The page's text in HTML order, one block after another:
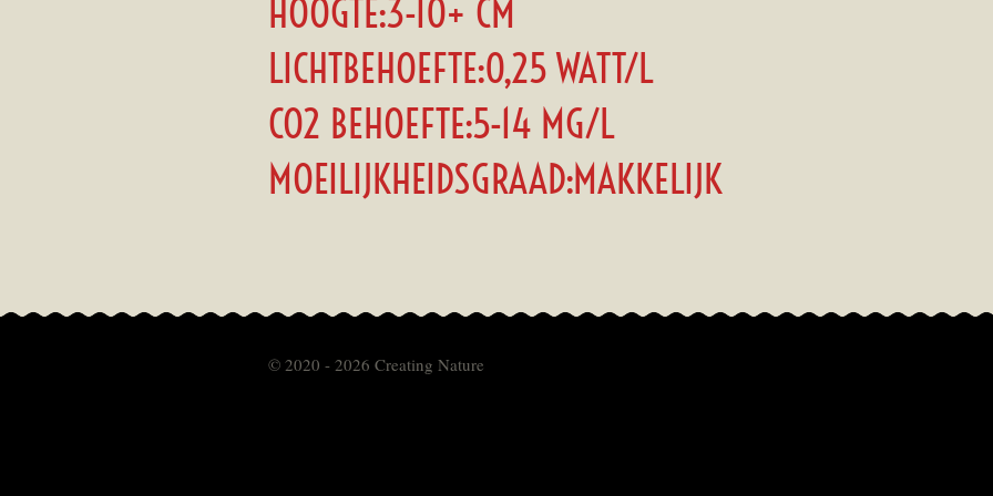
HOOGTE:3-10+ CM
LICHTBEHOEFTE:0,25 WATT/L
CO2 BEHOEFTE:5-14 MG/L
MOEILIJKHEIDSGRAAD:MAKKELIJK
© 2020 - 2026 Creating Nature